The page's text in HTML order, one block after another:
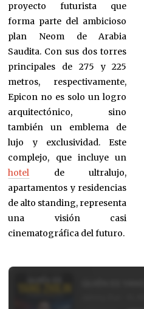
proyecto futurista que
forma parte del ambicioso
plan Neom de Arabia
Saudita. Con sus dos torres
principales de 275 y 225
metros, respectivamente,
Epicon no es solo un logro
arquitectónico, sino
también un emblema de
lujo y exclusividad. Este
complejo, que incluye un
hotel de ultralujo,
apartamentos y residencias
de alto standing, representa
una visión casi
cinematográfica del futuro.